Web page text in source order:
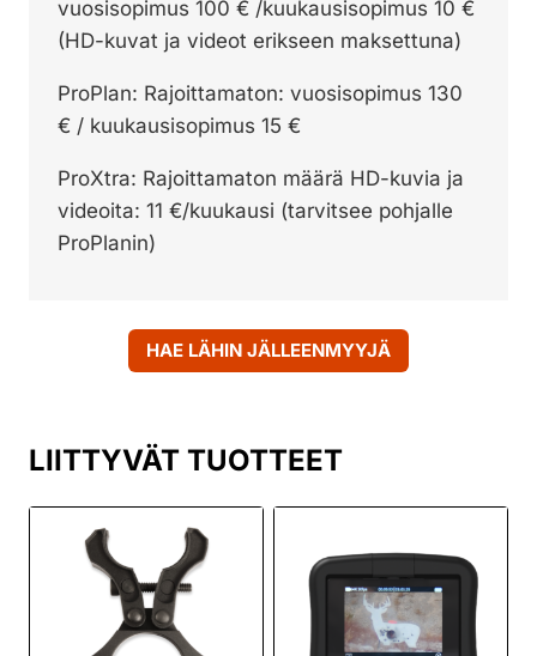
vuosisopimus 100 € /kuukausisopimus 10 €
(HD-kuvat ja videot erikseen maksettuna)
ProPlan: Rajoittamaton: vuosisopimus 130
€ / kuukausisopimus 15 €
ProXtra: Rajoittamaton määrä HD-kuvia ja
videoita: 11 €/kuukausi (tarvitsee pohjalle
ProPlanin)
HAE LÄHIN JÄLLEENMYYJÄ
LIITTYVÄT TUOTTEET